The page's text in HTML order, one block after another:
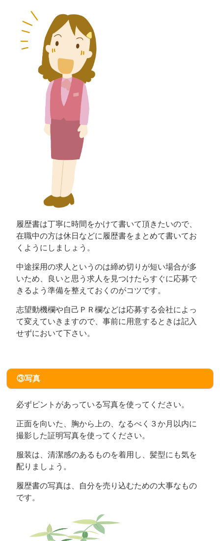
履歴書は丁寧に時間をかけて書いて頂きたいので、
在職中の方は休日などに履歴書をまとめて書いてお
くようにしましょう。
中途採用の求人というのは締め切りが短い場合が多
いため、良いと思う求人を見つけたらすぐに応募で
きるよう準備を整えておくのがコツです。
志望動機欄や自己ＰＲ欄などは応募する会社によっ
て変えていきますので、事前に用意するときは記入
せずにおいて下さい。
③写真
必ずピントがあっている写真を使ってください。
正面を向いた、胸から上の、なるべく３か月以内に
撮影した証明写真を使ってください。
服装は、清潔感のあるものを着用し、髪型にも気を
配りましょう。
履歴書の写真は、自分を売り込むための大事なもの
です。